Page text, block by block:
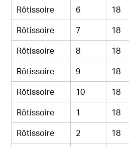
Rôtissoire
6 18
Rôtissoire
7 18
Rôtissoire
8 18
Rôtissoire
9 18
Rôtissoire
10 18
Rôtissoire
1 18
Rôtissoire
2 18